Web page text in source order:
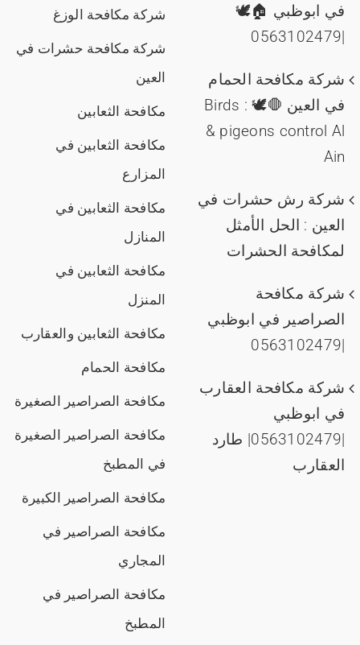
في ابوظبي 🏠🕊️
|0563102479
شركة مكافحة الحمام
في العين 🛑🕊️ : Birds
& pigeons control Al
Ain
شركة رش حشرات في
العين : الحل الأمثل
لمكافحة الحشرات
شركة مكافحة
الصراصير في ابوظبي
|0563102479
شركة مكافحة العقارب
في ابوظبي
|0563102479| طارد
العقارب
شركة مكافحة الوزغ
شركة مكافحة حشرات في
العين
مكافحة الثعابين
مكافحة الثعابين في
المزارع
مكافحة الثعابين في
المنازل
مكافحة الثعابين في
المنزل
مكافحة الثعابين والعقارب
مكافحة الحمام
مكافحة الصراصير الصغيرة
مكافحة الصراصير الصغيرة
في المطبخ
مكافحة الصراصير الكبيرة
مكافحة الصراصير في
المجاري
مكافحة الصراصير في
المطبخ